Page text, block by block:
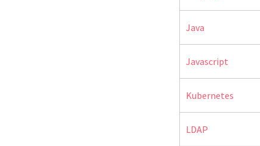
Java
Javascript
Kubernetes
LDAP